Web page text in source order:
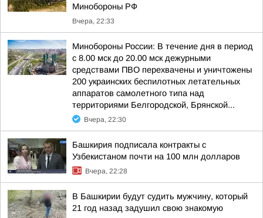
Минобороны РФ
Вчера, 22:33
Минобороны России: В течение дня в период
с 8.00 мск до 20.00 мск дежурными
средствами ПВО перехвачены и уничтожены
200 украинских беспилотных летательных
аппаратов самолетного типа над
территориями Белгородской, Брянской...
Вчера, 22:30
Башкирия подписала контракты с
Узбекистаном почти на 100 млн долларов
Вчера, 22:28
В Башкирии будут судить мужчину, который
21 год назад задушил свою знакомую